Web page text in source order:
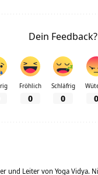
Dein Feedback?
Fröhlich
0
Schläfrig
0 0
und Leiter von Yoga Vidya.